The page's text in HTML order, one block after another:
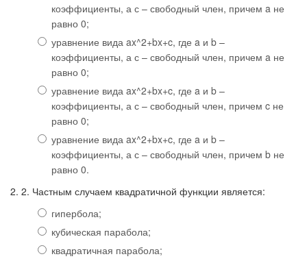
коэффициенты, а с – свободный член, причем a не
равно 0;
уравнение вида ax^2+bx+c, где a и b –
коэффициенты, а с – свободный член, причем a не
равно 0;
уравнение вида ax^2+bx+c, где a и b –
коэффициенты, а с – свободный член, причем c не
равно 0;
уравнение вида ax^2+bx+c, где a и b –
коэффициенты, а с – свободный член, причем b не
равно 0.
2. 2. Частным случаем квадратичной функции является:
гипербола;
кубическая парабола;
квадратичная парабола;